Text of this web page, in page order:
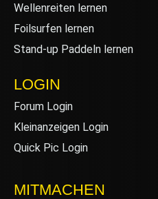
Wellenreiten lernen
Foilsurfen lernen
Stand-up Paddeln lernen
LOGIN
Forum Login
Kleinanzeigen Login
Quick Pic Login
MITMACHEN